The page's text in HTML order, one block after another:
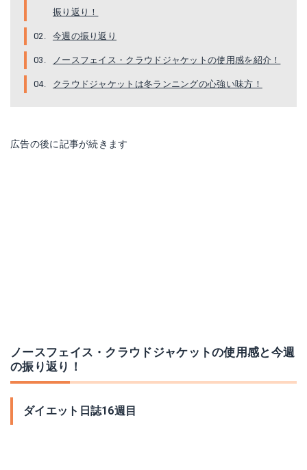
振り返り！
今週の振り返り
ノースフェイス・クラウドジャケットの使用感を紹介！
クラウドジャケットは冬ランニングの心強い味方！
広告の後に記事が続きます
ノースフェイス・クラウドジャケットの使用感と今週
の振り返り！
ダイエット日誌16週目